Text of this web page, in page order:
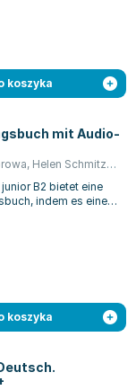
koszyka
mit Audio-
, Helen Schmitz,
B2 bietet eine
indem es eine
koszyka